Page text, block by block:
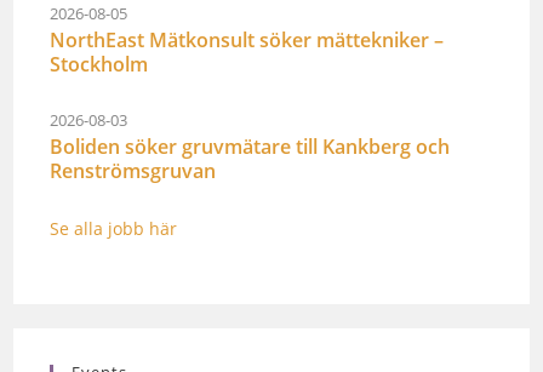
2026-08-05
NorthEast Mätkonsult söker mättekniker –
Stockholm
2026-08-03
Boliden söker gruvmätare till Kankberg och
Renströmsgruvan
Se alla jobb här